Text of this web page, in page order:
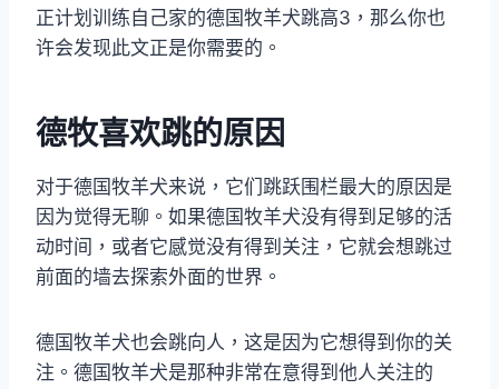
正计划训练自己家的德国牧羊犬跳高3，那么你也
许会发现此文正是你需要的。
德牧喜欢跳的原因
对于德国牧羊犬来说，它们跳跃围栏最大的原因是
因为觉得无聊。如果德国牧羊犬没有得到足够的活
动时间，或者它感觉没有得到关注，它就会想跳过
前面的墙去探索外面的世界。
德国牧羊犬也会跳向人，这是因为它想得到你的关
注。德国牧羊犬是那种非常在意得到他人关注的